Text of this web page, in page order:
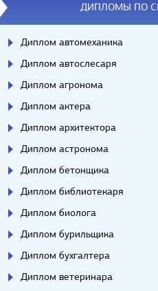
ДИПЛОМЫ ПО
Диплом автомеханика
Диплом автослесаря
Диплом агронома
Диплом актера
Диплом архитектора
Диплом астронома
Диплом бетонщика
Диплом библиотекаря
Диплом биолога
Диплом бурильщика
Диплом бухгалтера
Диплом ветеринара